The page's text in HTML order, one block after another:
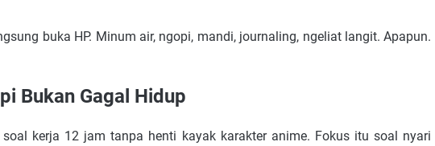
buka HP. Minum air, ngopi, mandi, journaling, ngeliat langit. Apapun.
Bukan Gagal Hidup
kerja 12 jam tanpa henti kayak karakter anime. Fokus itu soal nyari